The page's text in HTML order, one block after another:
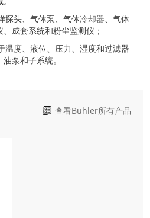
探头、气体泵、气体冷却器、气体
成套系统和粉尘监测仪；
温度、液位、压力、湿度和过滤器
油泵和子系统。
查看Buhler所有产品